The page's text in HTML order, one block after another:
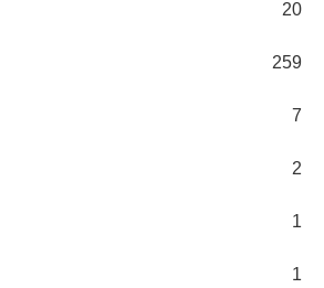
20
259
7
2
1
1